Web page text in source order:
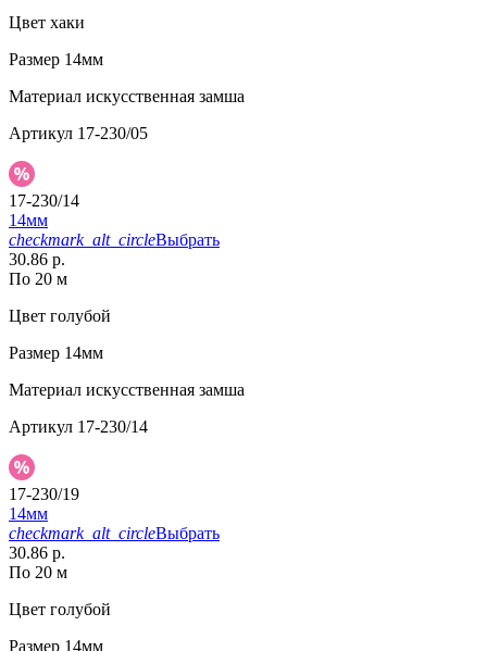
Цвет хаки
Размер 14мм
Материал искусственная замша
Артикул 17-230/05
17-230/14
14мм
checkmark_alt_circleВыбрать
30.86 р.
По 20 м
Цвет голубой
Размер 14мм
Материал искусственная замша
Артикул 17-230/14
17-230/19
14мм
checkmark_alt_circleВыбрать
30.86 р.
По 20 м
Цвет голубой
Размер 14мм